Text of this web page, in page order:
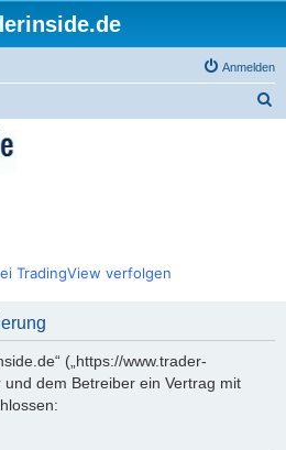
Anmelden
TradingView verfolgen
(„https://www.trader-
und dem Betreiber ein Vertrag mit